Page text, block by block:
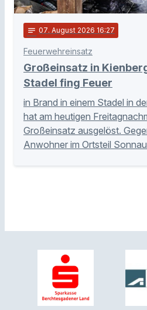
notes 07. August 2026 16:27
Feuerwehreinsatz
Großeinsatz in
Stadel fing Feuer
in Brand in einem Stadel in
hat am heutigen
Großeinsatz ausgelöst.
Anwohner im Ortsteil